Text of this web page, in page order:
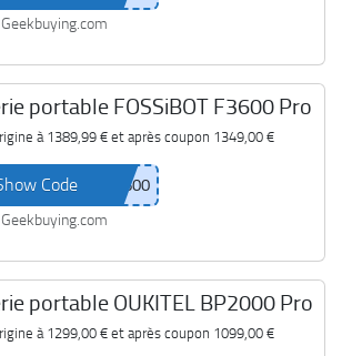
Geekbuying.com
portable FOSSiBOT F3600 Pro
à 1389,99 €et après coupon 1349,00 €
Code
Geekbuying.com
portable OUKITEL BP2000 Pro
à 1299,00 €et après coupon 1099,00 €